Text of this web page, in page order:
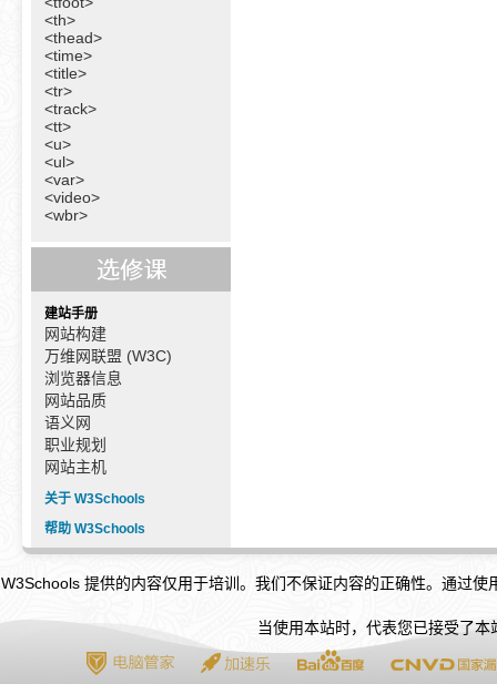
<th>
<thead>
<time>
<title>
<tr>
<track>
<tt>
<u>
<ul>
<var>
<video>
<wbr>
建站手册
网站构建
万维网联盟 (W3C)
浏览器信息
网站品质
语义网
职业规划
网站主机
关于 W3Schools
帮助 W3Schools
W3Schools 提供的内容仅用于培训。我们不保证内容的正确性。通过
当使用本站时，代表您已接受了本